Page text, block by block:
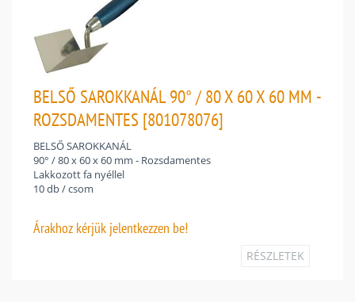
BELSŐ SAROKKANÁL 90° / 80 X 60 X 60 MM -
ROZSDAMENTES [801078076]
BELSŐ SAROKKANÁL
90° / 80 x 60 x 60 mm - Rozsdamentes
Lakkozott fa nyéllel
10 db / csom
Árakhoz kérjük jelentkezzen be!
RÉSZLETEK